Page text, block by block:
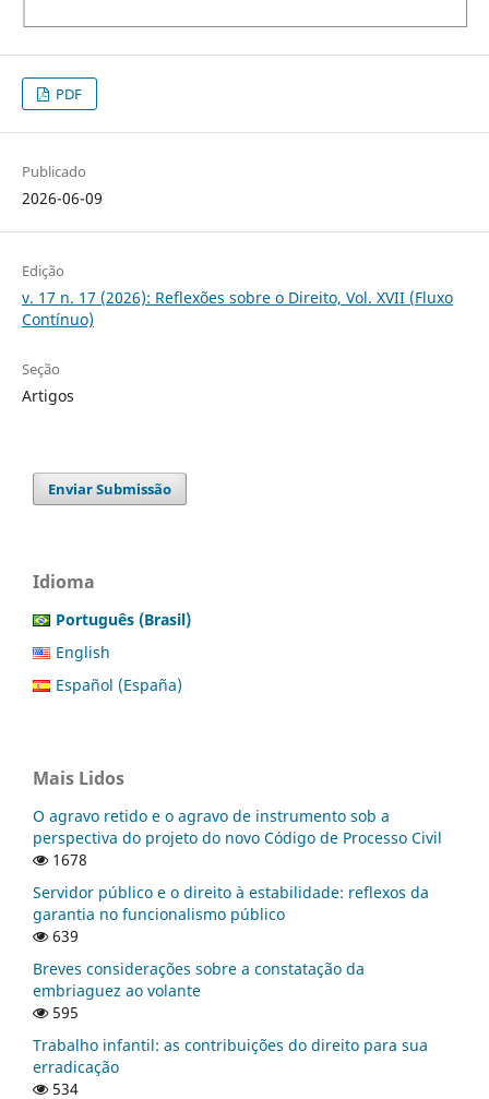
PDF
Publicado
2026-06-09
Edição
v. 17 n. 17 (2026): Reflexões sobre o Direito, Vol. XVII (Fluxo
Contínuo)
Seção
Artigos
Enviar Submissão
Idioma
Português (Brasil)
English
Español (España)
Mais Lidos
O agravo retido e o agravo de instrumento sob a
perspectiva do projeto do novo Código de Processo Civil
1678
Servidor público e o direito à estabilidade: reflexos da
garantia no funcionalismo público
639
Breves considerações sobre a constatação da
embriaguez ao volante
595
Trabalho infantil: as contribuições do direito para sua
erradicação
534